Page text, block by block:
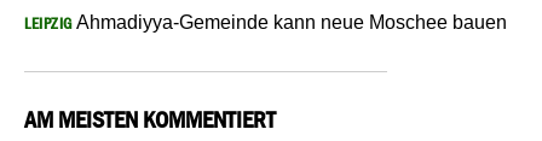
LEIPZIGAhmadiyya-Gemeinde kann neue Moschee bauen
AM MEISTEN KOMMENTIERT